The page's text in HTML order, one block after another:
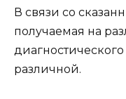
В связи со
получаемая на
различной.